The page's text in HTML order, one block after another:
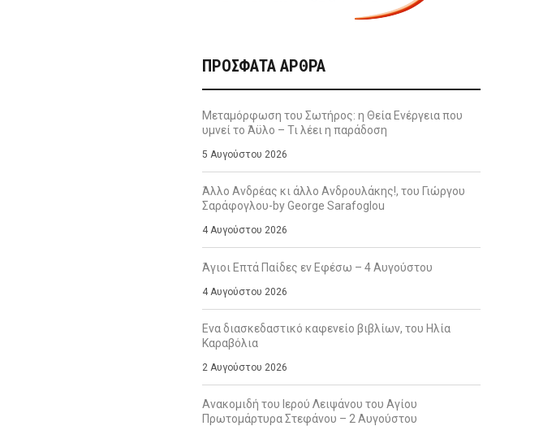
ΠΡΌΣΦΑΤΑ ΆΡΘΡΑ
Μεταμόρφωση του Σωτήρος: η Θεία Ενέργεια που
υμνεί το Άϋλο – Τι λέει η παράδοση
5 Αυγούστου 2026
Άλλο Ανδρέας κι άλλο Ανδρουλάκης!, του Γιώργου
Σαράφογλου-by George Sarafoglou
4 Αυγούστου 2026
Άγιοι Επτά Παίδες εν Εφέσω – 4 Αυγούστου
4 Αυγούστου 2026
Ενα διασκεδαστικό καφενείο βιβλίων, του Ηλία
Καραβόλια
2 Αυγούστου 2026
Ανακομιδή του Ιερού Λειψάνου του Αγίου
Πρωτομάρτυρα Στεφάνου – 2 Αυγούστου